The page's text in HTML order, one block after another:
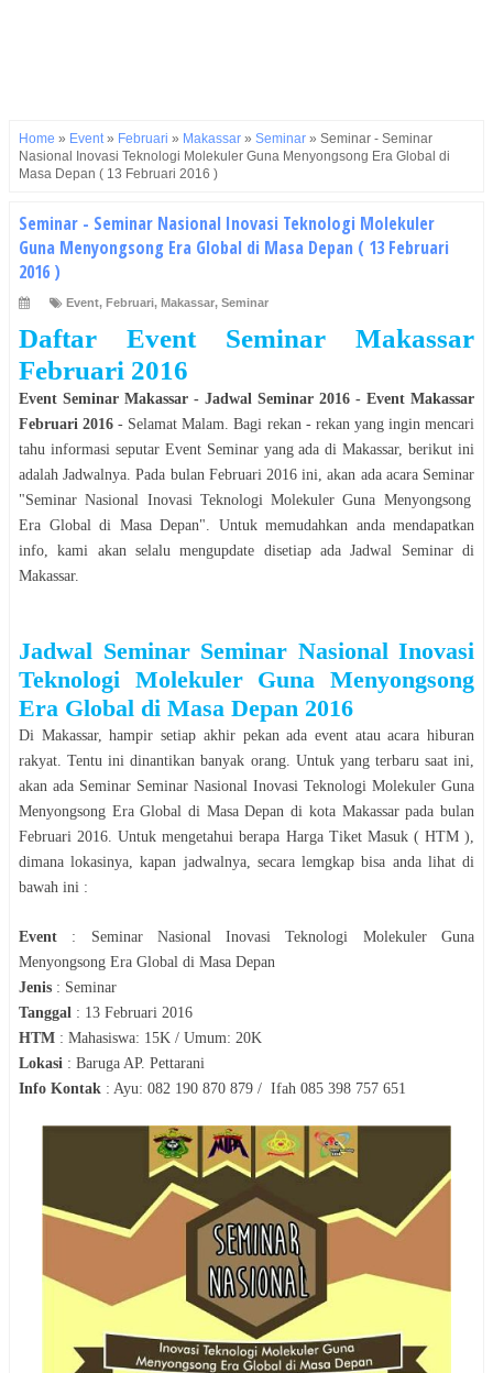
Home » Event» Februari » Makassar » Seminar » Seminar - Seminar
Nasional Inovasi Teknologi Molekuler Guna Menyongsong Era Global di
Masa Depan ( 13 Februari 2016 )
Seminar - Seminar Nasional Inovasi Teknologi Molekuler
Guna Menyongsong Era Global di Masa Depan ( 13 Februari
2016 )
Event, Februari, Makassar, Seminar
Daftar Event Seminar
Makassar
Februari 2016
Event Seminar Makassar - Jadwal Seminar 2016 - Event Makassar
Februari 2016 - SelamatMalam . Bagi rekan - rekan yang ingin mencari
tahu informasi seputar Event Seminaryang ada diMakassar, berikut ini
adalah Jadwalnya. Pada bulan Februari 2016 ini, akan ada acara Seminar
"Seminar Nasional Inovasi Teknologi Molekuler Guna Menyongsong
Era Global di Masa Depan". Untuk memudahkan anda mendapatkan
info, kami akan selalu mengupdate disetiap ada Jadwal Seminardi
Makassar.
Jadwal Seminar Seminar Nasional Inovasi
Teknologi Molekuler Guna Menyongsong
Era Global di Masa Depan 2016
Di Makassar, hampir setiap akhir pekan ada event atau acara hiburan
rakyat. Tentu ini dinantikan banyak orang. Untuk yang terbaru saat ini,
akan ada Seminar Seminar Nasional Inovasi Teknologi Molekuler Guna
Menyongsong Era Global di Masa Depan di kota Makassarpada bulan
Februari 2016 . Untuk mengetahui berapa Harga Tiket Masuk ( HTM ),
dimana lokasinya, kapan jadwalnya, secara lemgkap bisa anda lihat di
bawah ini :
Event : Seminar Nasional Inovasi Teknologi Molekuler Guna
Menyongsong Era Global di Masa Depan
Jenis : Seminar
Tanggal : 13 Februari 2016
HTM : Mahasiswa: 15K / Umum: 20K
Lokasi : Baruga AP. Pettarani
Info Kontak : Ayu: 082 190 870 879 / Ifah 085 398 757 651